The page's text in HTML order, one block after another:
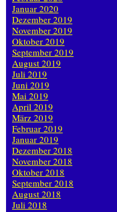
Januar 2020
Dezember 2019
November 2019
Oktober 2019
September 2019
August 2019
Juli 2019
Juni 2019
Mai 2019
April 2019
März 2019
Februar 2019
Januar 2019
Dezember 2018
November 2018
Oktober 2018
September 2018
August 2018
Juli 2018